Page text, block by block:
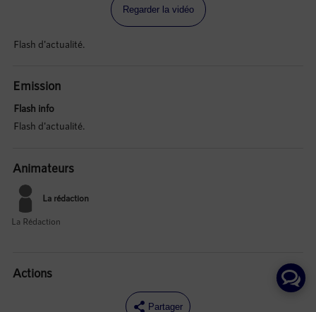
Regarder la vidéo
Flash d'actualité.
Emission
Flash info
Flash d'actualité.
Animateurs
La rédaction
La Rédaction
Actions
Partager